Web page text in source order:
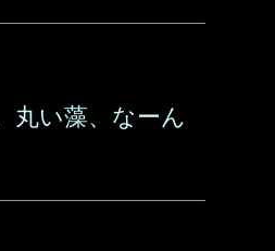
丸い藻、なーん